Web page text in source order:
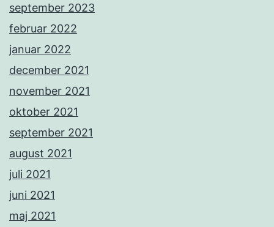
september 2023
februar 2022
januar 2022
december 2021
november 2021
oktober 2021
september 2021
august 2021
juli 2021
juni 2021
maj 2021